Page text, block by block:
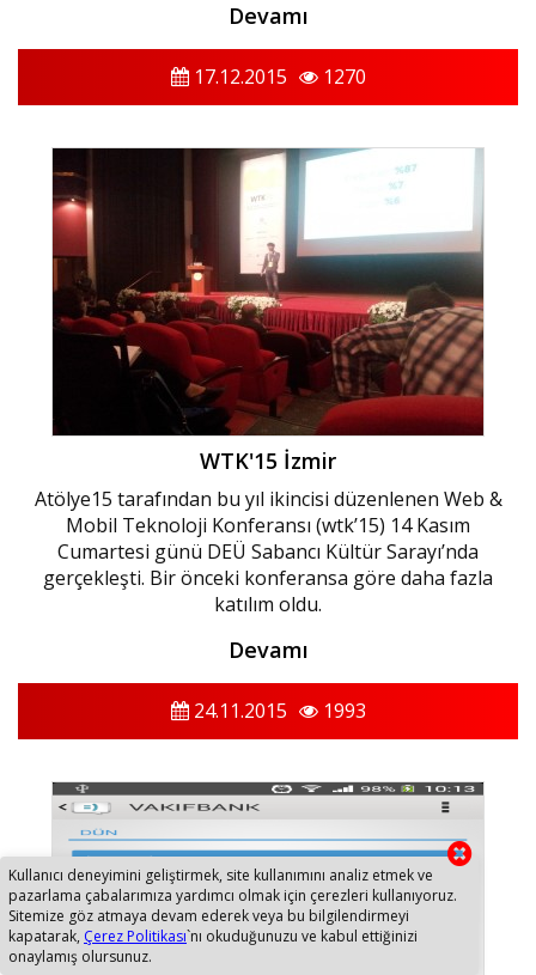
Devamı
17.12.2015 1270
WTK'15 İzmir
Atölye15 tarafından bu yıl ikincisi düzenlenen Web &
Mobil Teknoloji Konferansı (wtk’15) 14 Kasım
Cumartesi günü DEÜ Sabancı Kültür Sarayı’nda
gerçekleşti. Bir önceki konferansa göre daha fazla
katılım oldu.
Devamı
24.11.2015 1993
Kullanıcı deneyimini geliştirmek, site kullanımını analiz etmek ve
pazarlama çabalarımıza yardımcı olmak için çerezleri kullanıyoruz.
Sitemize göz atmaya devam ederek veya bu bilgilendirmeyi
kapatarak, Çerez Politikası`nı okuduğunuzu ve kabul ettiğinizi
onaylamış olursunuz.